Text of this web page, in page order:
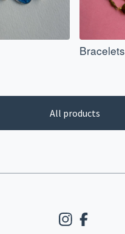
Bracelets
All products